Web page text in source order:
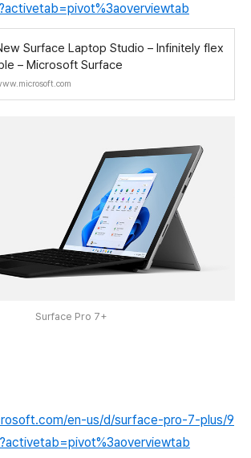
Surface Laptop Studio – Infinitely flex
– Microsoft Surface
Surface Pro 7+
en-us/d/surface-pro-7-plus/9